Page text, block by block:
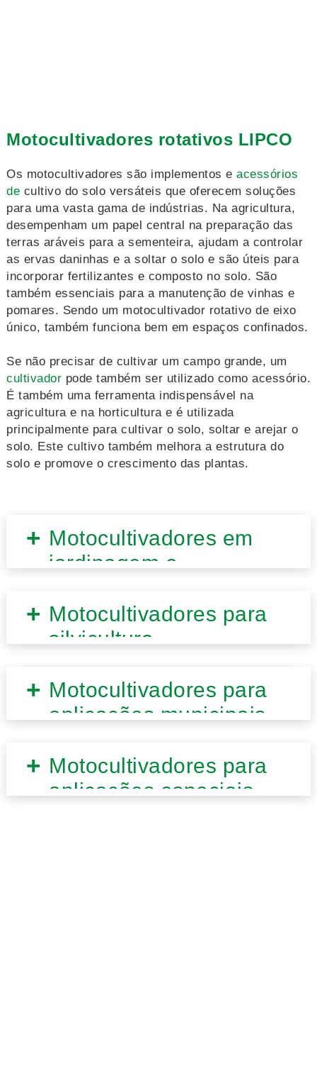
Motocultivadores rotativos LIPCO
Os motocultivadores são implementos e acessórios
de cultivo do solo versáteis que oferecem soluções
para uma vasta gama de indústrias. Na agricultura,
desempenham um papel central na preparação das
terras aráveis para a sementeira, ajudam a controlar
as ervas daninhas e a soltar o solo e são úteis para
incorporar fertilizantes e composto no solo. São
também essenciais para a manutenção de vinhas e
pomares. Sendo um motocultivador rotativo de eixo
único, também funciona bem em espaços confinados.
Se não precisar de cultivar um campo grande, um
cultivador pode também ser utilizado como acessório.
É também uma ferramenta indispensável na
agricultura e na horticultura e é utilizada
principalmente para cultivar o solo, soltar e arejar o
solo. Este cultivo também melhora a estrutura do
solo e promove o crescimento das plantas.
Motocultivadores em
jardinagem e
Motocultivadores para
silvicultura
Motocultivadores para
aplicações municipais
Motocultivadores para
aplicações especiais